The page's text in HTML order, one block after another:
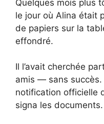
Quelques mois plus
le jour où Alina était
de papiers sur la
effondré.
Il l’avait cherchée
amis — sans succès.
notification officielle
signa les documents.